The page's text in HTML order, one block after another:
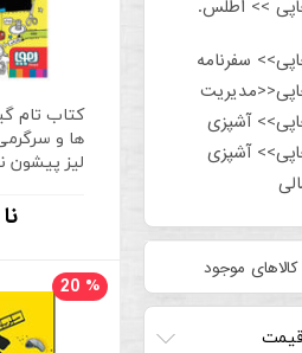
>> اطلس.
سفرنامه
آشپزی
آشپزی
موجود
کتاب تام
لیز پیشون
20 %